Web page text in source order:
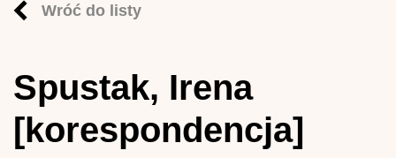
Wróć do listy
Spustak, Irena
[korespondencja]